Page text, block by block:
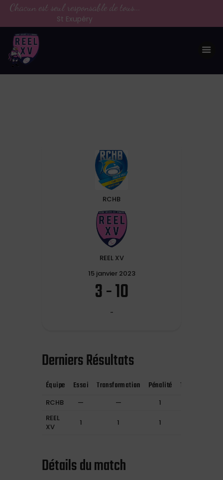
Chacun est seul responsable de tous...
St Exupéry
RCHB
REEL XV
15 janvier 2023
3-10
-
Derniers Résultats
Équipe Essai Transformation Pénalité 1ère période
RCHB — — 1
REEL
XV
1 1 1
Détails du match